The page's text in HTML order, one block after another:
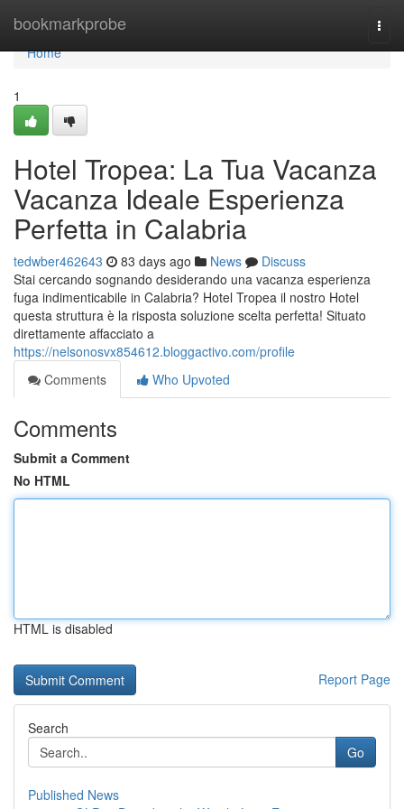
bookmarkprobe
Home
Home
1
Hotel Tropea: La Tua Vacanza
Vacanza Ideale Esperienza
Perfetta in Calabria
tedwber462643 83 days ago News
Discuss
Stai cercando sognando desiderando una vacanza esperienza
fuga indimenticabile in Calabria? Hotel Tropea il nostro Hotel
questa struttura è la risposta soluzione scelta perfetta! Situato
direttamente affacciato a
https://nelsonosvx854612.bloggactivo.com/profile
Comments
Who Upvoted
Comments
Submit a Comment
No HTML
HTML is disabled
Report Page
Search
Go
Published News